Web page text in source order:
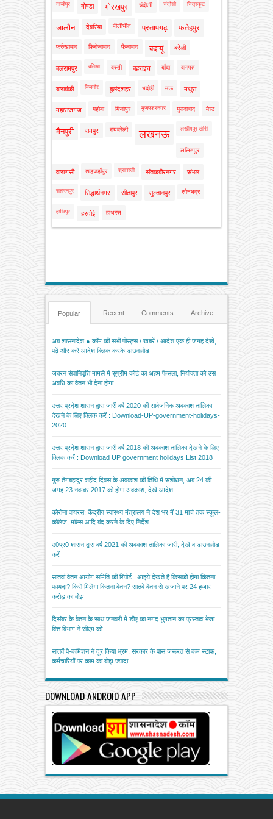
गाजीपुर गोण्डा गोरखपुर चंदौली चंदौसी चित्रकूट
जालौन देवरिया पीलीभीत प्रतापगढ़ फतेहपुर
फर्रुखाबाद फिरोजाबाद फैजाबाद बदायूं बरेली
बलरामपुर बलिया बस्ती बहराइच बाँदा बागपत
बाराबंकी बिजनौर बुलंदशहर भदोही मऊ मथुरा
महाराजगंज महोबा मिर्जापुर मुजफ्फरनगर मुरादाबाद मेरठ
मैनपुरी रामपुर रायबरेली लखनऊ लखीमपुर खीरी
ललितपुर
वाराणसी शाहजहाँपुर श्रावस्ती संतकबीरनगर संभल
सहारनपुर सिद्धार्थनगर सीतापुर सुल्तानपुर सोनभद्र
हमीरपुर हरदोई हाथरस
Popular Recent Comments Archive
अब शासनादेश ● कॉम की सभी पोस्ट्स / खबरें / आदेश एक ही जगह देखें,
पढ़ें और करें आदेश क्लिक करके डाउनलोड
जबरन सेवानिवृत्ति मामले में सुप्रीम कोर्ट का अहम फैसला, नियोक्ता को उस
अवधि का वेतन भी देना होगा
उत्तर प्रदेश शासन द्वारा जारी वर्ष 2020 की सार्वजनिक अवकाश तालिका
देखने के लिए क्लिक करें : Download-UP-government-holidays-
2020
उत्तर प्रदेश शासन द्वारा जारी वर्ष 2018 की अवकाश तालिका देखने के लिए
क्लिक करें : Download UP government holidays List 2018
गुरु तेगबहादुर शहीद दिवस के अवकाश की तिथि में संशोधन, अब 24 की
जगह 23 नवम्बर 2017 को होगा अवकाश, देखें आदेश
कोरोना वायरस: केंद्रीय स्वास्थ्य मंत्रालय ने देश भर में 31 मार्च तक स्कूल-
कॉलेज, मॉल्स आदि बंद करने के दिए निर्देश
उ0प्र0 शासन द्वारा वर्ष 2021 की अवकाश तालिका जारी, देखें व डाउनलोड
करें
सातवां वेतन आयोग समिति की रिपोर्ट : आइये देखते हैं किसको होगा कितना
फायदा? किसे मिलेगा कितना वेतन? सातवें वेतन से खजाने पर 24 हजार
करोड़ का बोझ
दिसंबर के वेतन के साथ जनवरी में डीए का नगद भुगतान का प्रस्ताव भेजा
वित्त विभाग ने सीएम को
सातवें पे-कमिशन ने दूर किया भ्रम, सरकार के पास जरूरत से कम स्टाफ,
कर्मचारियों पर काम का बोझ ज्यादा
DOWNLOAD ANDROID APP